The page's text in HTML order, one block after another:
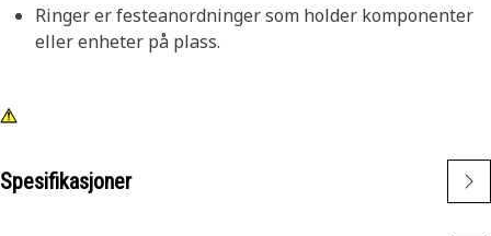
Ringer er festeanordninger som holder komponenter
eller enheter på plass.
Spesifikasjoner